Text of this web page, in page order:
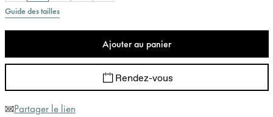
Guide des tailles
Ajouter au panier
Rendez-vous
Partager le lien